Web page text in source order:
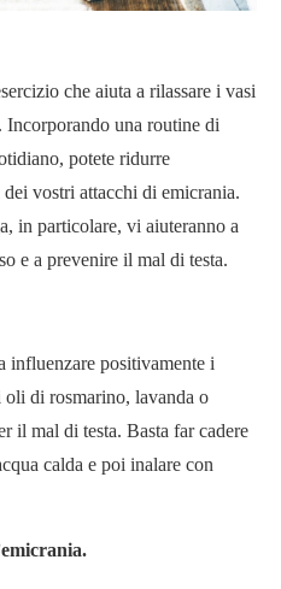
che aiuta a rilassare i vasi
Incorporando una routine di
potete ridurre
vostri attacchi di emicrania.
in particolare, vi aiuteranno a
e a prevenire il mal di testa.
influenzare positivamente i
di rosmarino, lavanda o
il mal di testa. Basta far cadere
calda e poi inalare con